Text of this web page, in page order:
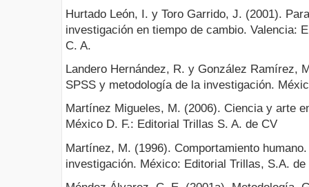
Hurtado León, I. y Toro Garrido, J. (2001).
investigación en tiempo de cambio. Valencia:
C. A.
Landero Hernández, R. y González Ramírez,
SPSS y metodología de la investigación.
Martínez Migueles, M. (2006). Ciencia y arte
México D. F.: Editorial Trillas S. A. de CV
Martínez, M. (1996). Comportamiento
investigación. México: Editorial Trillas, S.A. de